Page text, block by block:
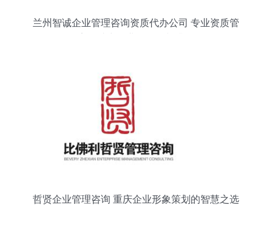
兰州智诚企业管理咨询资质代办公司 专业资质管
哲贤企业管理咨询 重庆企业形象策划的智慧之选